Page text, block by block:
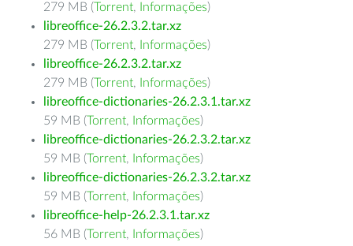
279 MB (Torrent, Informações)
libreoffice-26.2.3.2.tar.xz
279 MB (Torrent, Informações)
libreoffice-26.2.3.2.tar.xz
279 MB (Torrent, Informações)
libreoffice-dictionaries-26.2.3.1.tar.xz
59 MB (Torrent, Informações)
libreoffice-dictionaries-26.2.3.2.tar.xz
59 MB (Torrent, Informações)
libreoffice-dictionaries-26.2.3.2.tar.xz
59 MB (Torrent, Informações)
libreoffice-help-26.2.3.1.tar.xz
56 MB (Torrent, Informações)